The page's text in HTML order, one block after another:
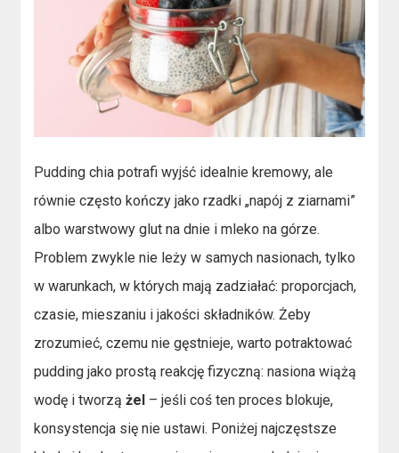
Pudding chia potrafi wyjść idealnie kremowy, ale
równie często kończy jako rzadki „napój z ziarnami”
albo warstwowy glut na dnie i mleko na górze.
Problem zwykle nie leży w samych nasionach, tylko
w warunkach, w których mają zadziałać: proporcjach,
czasie, mieszaniu i jakości składników. Żeby
zrozumieć, czemu nie gęstnieje, warto potraktować
pudding jako prostą reakcję fizyczną: nasiona wiążą
wodę i tworzążel – jeśli coś ten proces blokuje,
konsystencja się nie ustawi. Poniżej najczęstsze